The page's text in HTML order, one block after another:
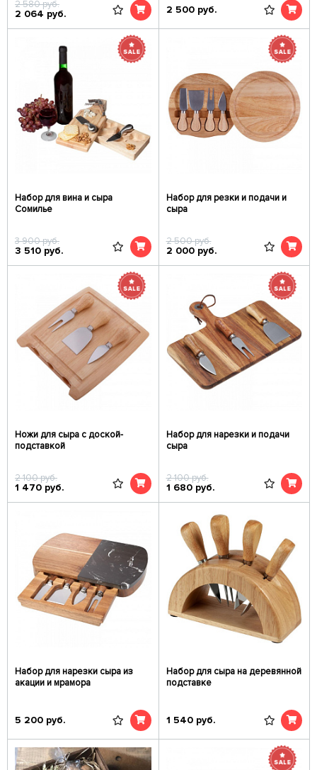
2 580руб.
2 064 руб. 2 500 руб.
Набор для вина и сыра
Сомилье
3 900руб.
3 510 руб.
Набор для резки и подачи и
сыра
2 500руб.
2 000 руб.
Ножи для сыра с доской-
подставкой
2 100руб.
1 470 руб.
Набор для нарезки и подачи
сыра
2 100руб.
1 680 руб.
Набор для нарезки сыра из
акации и мрамора
5 200 руб.
Набор для сыра на деревянной
подставке
1 540 руб.